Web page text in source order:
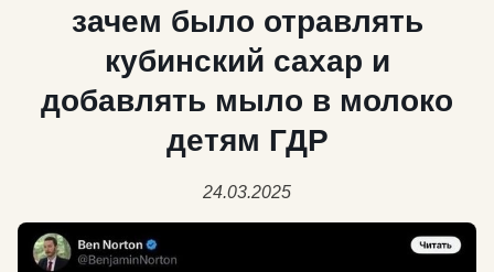
зачем было отравлять
кубинский сахар и
добавлять мыло в молоко
детям ГДР
24.03.2025